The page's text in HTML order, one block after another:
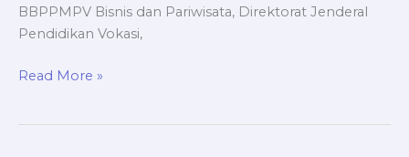
BBPPMPV Bisnis dan Pariwisata, Direktorat Jenderal
Pendidikan Vokasi,
Read More »